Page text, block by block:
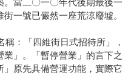
。當二〇一〇年代後期最後一
一號已儼然一座荒涼廢墟。
：「四維街日式招待所」，
」。「暫停營業」的言下之
原先具備營運功能，實際它